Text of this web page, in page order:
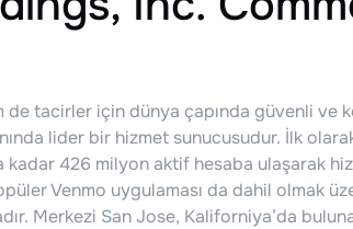
de tacirler için dünya çapında güvenli ve
lider bir hizmet sunucusudur. İlk olarak
kadar 426 milyon aktif hesaba ulaşarak
Venmo uygulaması da dahil olmak
Merkezi San Jose, Kaliforniya’da